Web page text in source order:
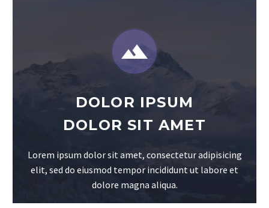


DOLOR IPSUM
DOLOR SIT AMET
Lorem ipsum dolor sit amet, consectetur adipisicing
elit, sed do eiusmod tempor incididunt ut labore et
dolore magna aliqua.